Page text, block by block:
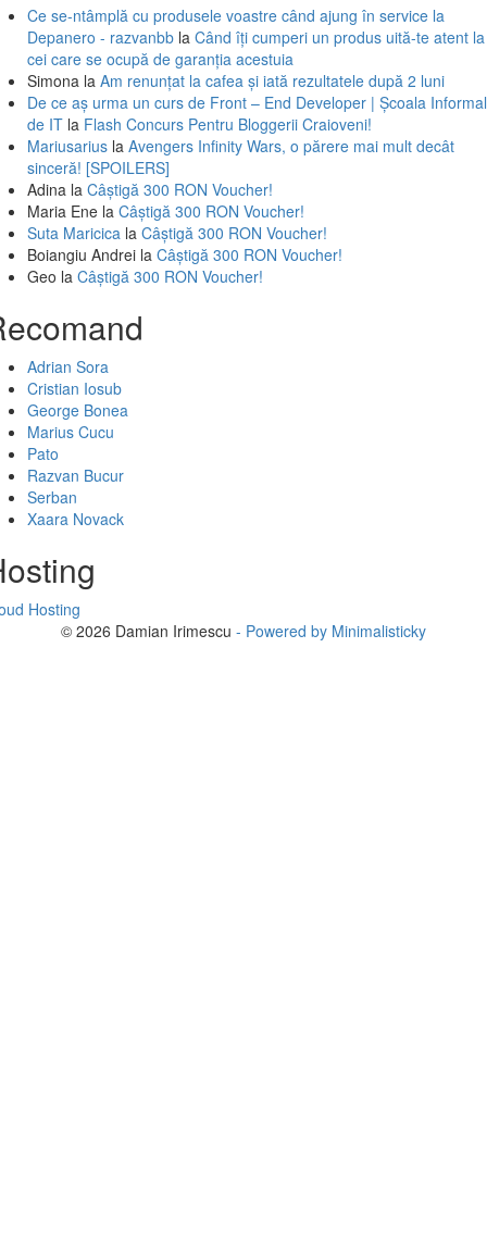
Ce se-ntâmplă cu produsele voastre când ajung în service la
Depanero - razvanbb la Când îți cumperi un produs uită-te atent la
cei care se ocupă de garanția acestuia
Simona la Am renunțat la cafea și iată rezultatele după 2 luni
De ce aș urma un curs de Front – End Developer | Școala
de IT la Flash Concurs Pentru Bloggerii Craioveni!
Mariusarius la Avengers Infinity Wars, o părere mai mult decât
sinceră! [SPOILERS]
Adina la Câștigă 300 RON Voucher!
Maria Ene la Câștigă 300 RON Voucher!
Suta Maricica la Câștigă 300 RON Voucher!
Boiangiu Andrei la Câștigă 300 RON Voucher!
Geo la Câștigă 300 RON Voucher!
Adrian Sora
Cristian Iosub
George Bonea
Marius Cucu
Pato
Razvan Bucur
Serban
Xaara Novack
Hosting
© 2026 Damian Irimescu - Powered by Minimalisticky